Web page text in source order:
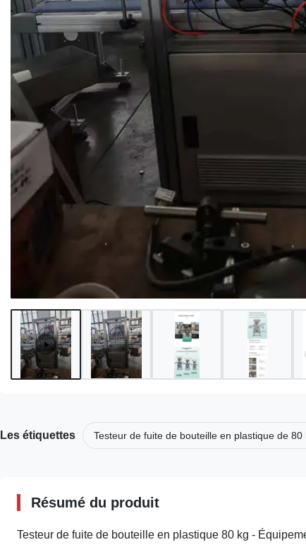
Les étiquettes Testeur de fuite de bouteille en plastique de 80
Résumé du produit
Testeur de fuite de bouteille en plastique 80 kg -